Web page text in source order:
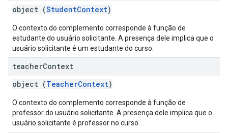
object (StudentContext)
O contexto do complemento corresponde à função de
estudante do usuário solicitante. A presença dele implica que o
usuário solicitante é um estudante do curso.
teacherContext
object (TeacherContext)
O contexto do complemento corresponde à função de
professor do usuário solicitante. A presença dele implica que o
usuário solicitante é professor no curso.